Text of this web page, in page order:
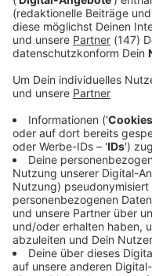
Salesch inzwischen